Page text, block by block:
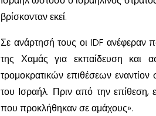
βρίσκονταν εκεί.
Σε ανάρτησή τους οι IDF ανέφεραν
της Χαμάς για εκπαίδευση και
τρομοκρατικών επιθέσεων
του Ισραήλ. Πριν από την επίθεση,
που προκλήθηκαν σε αμάχους».